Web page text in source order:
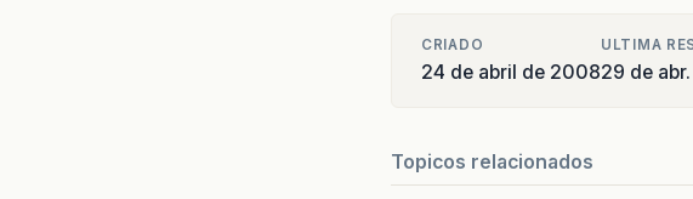
CRIADO
24 de abril de 2008
ULTIMA
29 de
Topicos relacionados